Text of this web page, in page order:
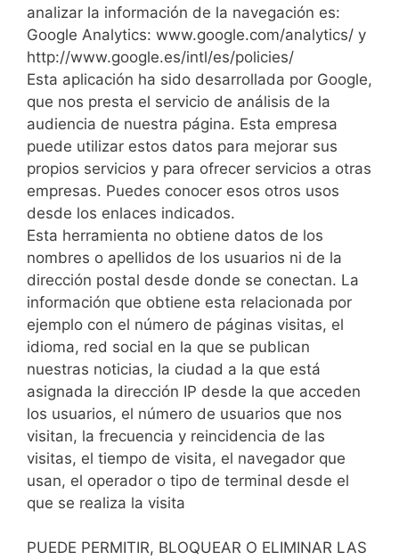
analizar la información de la navegación es:
Google Analytics: www.google.com/analytics/ y
http://www.google.es/intl/es/policies/
Esta aplicación ha sido desarrollada por Google,
que nos presta el servicio de análisis de la
audiencia de nuestra página. Esta empresa
puede utilizar estos datos para mejorar sus
propios servicios y para ofrecer servicios a otras
empresas. Puedes conocer esos otros usos
desde los enlaces indicados.
Esta herramienta no obtiene datos de los
nombres o apellidos de los usuarios ni de la
dirección postal desde donde se conectan. La
información que obtiene esta relacionada por
ejemplo con el número de páginas visitas, el
idioma, red social en la que se publican
nuestras noticias, la ciudad a la que está
asignada la dirección IP desde la que acceden
los usuarios, el número de usuarios que nos
visitan, la frecuencia y reincidencia de las
visitas, el tiempo de visita, el navegador que
usan, el operador o tipo de terminal desde el
que se realiza la visita
PUEDE PERMITIR, BLOQUEAR O ELIMINAR LAS